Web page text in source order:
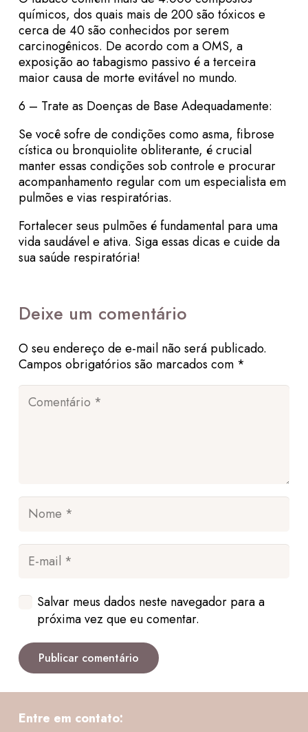
químicos, dos quais mais de 200 são tóxicos e
cerca de 40 são conhecidos por serem
carcinogênicos. De acordo com a OMS, a
exposição ao tabagismo passivo é a terceira
maior causa de morte evitável no mundo.
6 – Trate as Doenças de Base Adequadamente:
Se você sofre de condições como asma, fibrose
cística ou bronquiolite obliterante, é crucial
manter essas condições sob controle e procurar
acompanhamento regular com um especialista em
pulmões e vias respiratórias.
Fortalecer seus pulmões é fundamental para uma
vida saudável e ativa. Siga essas dicas e cuide da
sua saúde respiratória!
Deixe um comentário
O seu endereço de e-mail não será publicado.
Campos obrigatórios são marcados com *
Salvar meus dados neste navegador para a
próxima vez que eu comentar.
Publicar comentário
Entre em contato: